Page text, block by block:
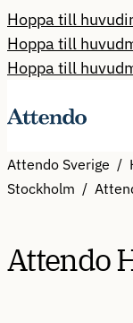
Hoppa till
Hoppa till
Hoppa till
Attendo Sverige
Stockholm
Attendo